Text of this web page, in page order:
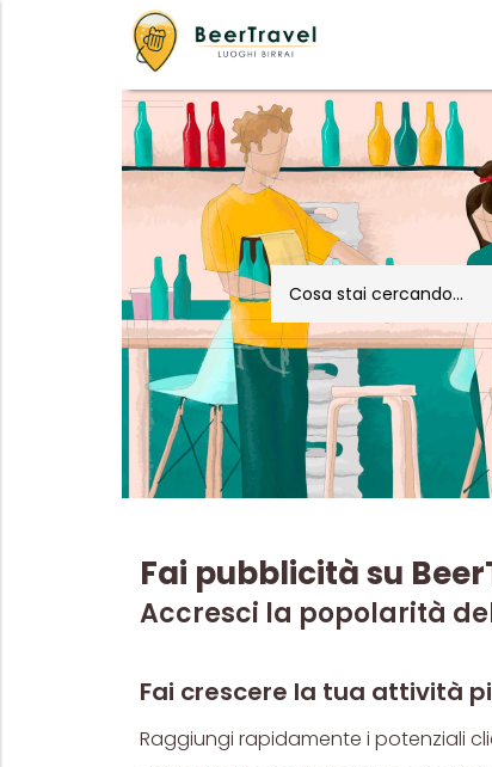
Cosa stai cercando...
Fai pubblicità su
Accresci la popolarità
Fai crescere la tua attività
Raggiungi rapidamente i potenziali